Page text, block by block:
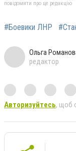
повідомити про це редакцію
#Боевики ЛНР
Ольга
редактор
Авторизуйтесь, щоб